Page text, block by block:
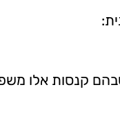
קנסות אלו